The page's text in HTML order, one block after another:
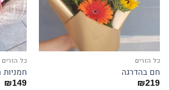
כל הזרים
חם בהדרגה
₪219
כל הזרים
חמניות
₪149